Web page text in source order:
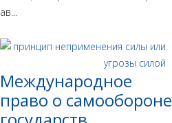
ав...
Международное
право о самообороне